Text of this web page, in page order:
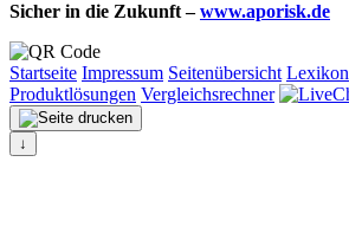
Sicher in die Zukunft –www.aporisk.de
Startseite Impressum Seitenübersicht Lexikon
Produktlösungen Vergleichsrechner
↓